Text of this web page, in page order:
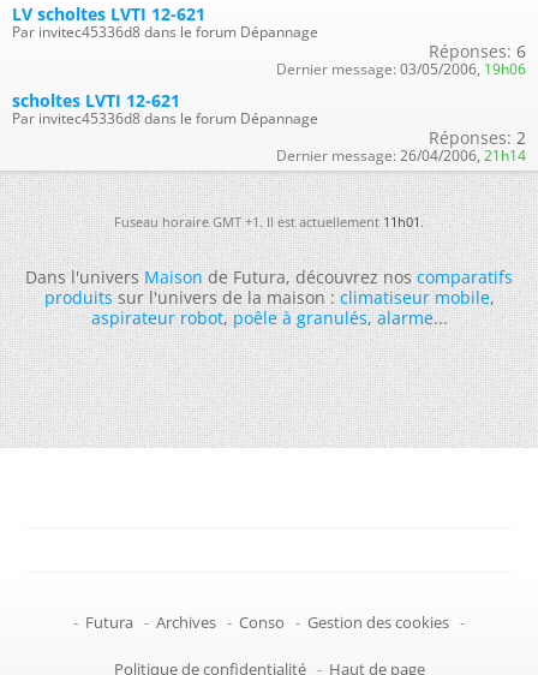
LV scholtes LVTI 12-621
Par invitec45336d8 dans le forum Dépannage
Réponses: 6
Dernier message: 03/05/2006, 19h06
scholtes LVTI 12-621
Par invitec45336d8 dans le forum Dépannage
Réponses: 2
Dernier message: 26/04/2006, 21h14
Fuseau horaire GMT +1. Il est actuellement11h01.
Dans l'universMaisonde Futura, découvrez noscomparatifs
produitssur l'univers de la maison :climatiseur mobile,
aspirateur robot,poêle à granulés,alarme...
- Futura - Archives - Conso - Gestion des cookies -
Politique de confidentialité - Haut de page